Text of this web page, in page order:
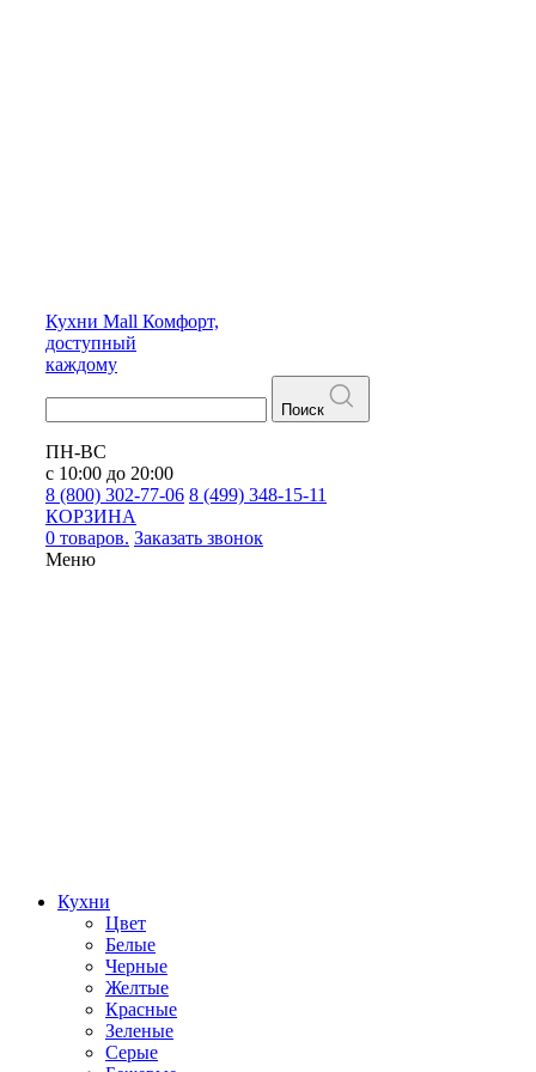
Кухни Mall Комфорт,
доступный
каждому
Поиск
ПН-ВС
с 10:00 до 20:00
8 (800) 302-77-06 8 (499) 348-15-11
КОРЗИНА
0 товаров. Заказать звонок
Меню
Кухни
Цвет
Белые
Черные
Желтые
Красные
Зеленые
Серые